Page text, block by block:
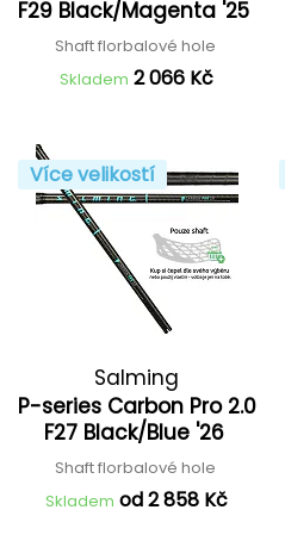
F29 Black/Magenta '25
Shaft florbalové hole
Skladem 2 066 Kč
Více velikostí
Salming
P-series Carbon Pro 2.0
F27 Black/Blue '26
Shaft florbalové hole
Skladem od 2 858 Kč